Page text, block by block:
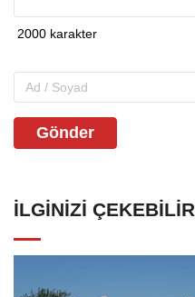
Gönder
İLGINIZI ÇEKEBILIR